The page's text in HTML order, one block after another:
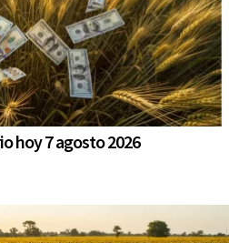
hoy 7 agosto 2026